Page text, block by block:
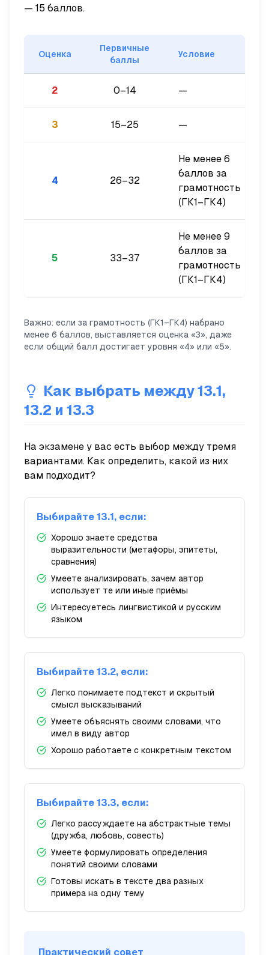
— 15 баллов.
Оценка
Первичные
баллы
Условие
2 0–14 —
3 15–25 —
4 26–32
Не менее 6
баллов за
грамотность
(ГК1–ГК4)
5 33–37
Не менее 9
баллов за
грамотность
(ГК1–ГК4)
Важно: если за грамотность (ГК1–ГК4) набрано
менее 6 баллов, выставляется оценка «3», даже
если общий балл достигает уровня «4» или «5».
Как выбрать между 13.1,
13.2 и 13.3
На экзамене у вас есть выбор между тремя
вариантами. Как определить, какой из них
вам подходит?
Выбирайте 13.1, если:
Хорошо знаете средства
выразительности (метафоры, эпитеты,
сравнения)
Умеете анализировать, зачем автор
использует те или иные приёмы
Интересуетесь лингвистикой и русским
языком
Выбирайте 13.2, если:
Легко понимаете подтекст и скрытый
смысл высказываний
Умеете объяснять своими словами, что
имел в виду автор
Хорошо работаете с конкретным текстом
Выбирайте 13.3, если:
Легко рассуждаете на абстрактные темы
(дружба, любовь, совесть)
Умеете формулировать определения
понятий своими словами
Готовы искать в тексте два разных
примера на одну тему
Практический совет